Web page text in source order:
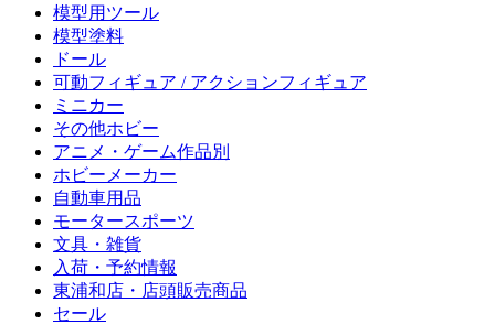
模型用ツール
模型塗料
ドール
可動フィギュア / アクションフィギュア
ミニカー
その他ホビー
アニメ・ゲーム作品別
ホビーメーカー
自動車用品
モータースポーツ
文具・雑貨
入荷・予約情報
東浦和店・店頭販売商品
セール